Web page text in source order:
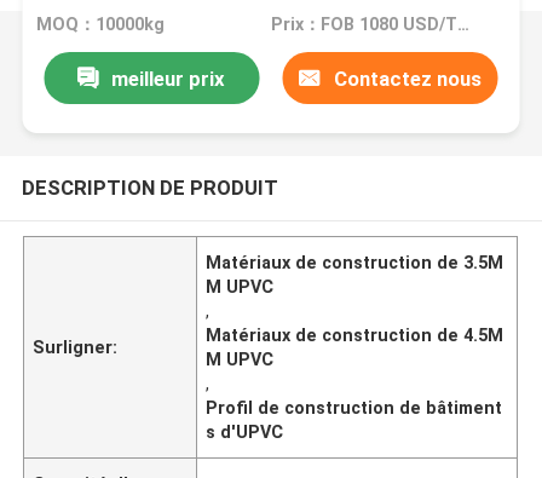
4.5MM UPVC
MOQ：10000kg Prix：FOB 1080 USD/TON
meilleur prix Contactez nous
DESCRIPTION DE PRODUIT
Surligner:
Matériaux de construction de 3.5M
M UPVC
,
Matériaux de construction de 4.5M
M UPVC
,
Profil de construction de bâtiment
s d'UPVC